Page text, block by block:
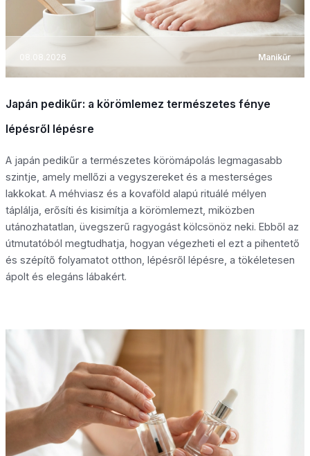
08.08.2026 Manikűr
Japán pedikűr: a körömlemez természetes fénye
lépésről lépésre
A japán pedikűr a természetes körömápolás legmagasabb
szintje, amely mellőzi a vegyszereket és a mesterséges
lakkokat. A méhviasz és a kovaföld alapú rituálé mélyen
táplálja, erősíti és kisimítja a körömlemezt, miközben
utánozhatatlan, üvegszerű ragyogást kölcsönöz neki. Ebből az
útmutatóból megtudhatja, hogyan végezheti el ezt a pihentető
és szépítő folyamatot otthon, lépésről lépésre, a tökéletesen
ápolt és elegáns lábakért.